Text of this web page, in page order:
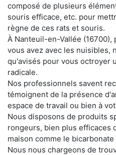
composé de plusieurs
souris efficace, etc. pour
règne de ces rats et souris.
À Nanteuil-en-Vallée
vous avez avec les nuisibles,
qu'avisés pour vous octroyer
radicale.
Nos professionnels savent
témoignent de la présence
espace de travail ou bien à
Nous disposons de produits
rongeurs, bien plus efficaces
maison comme le
Nous nous chargeons de